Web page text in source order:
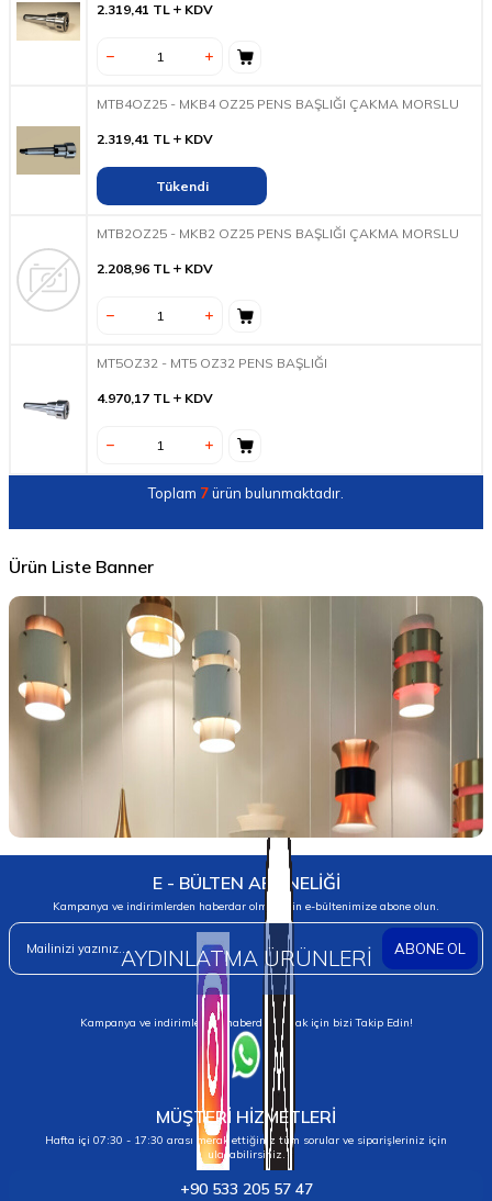
2.319,41 TL KDV
MTB4OZ25 - MKB4 OZ25 PENS BAŞLIĞI ÇAKMA MORSLU
2.319,41 TL KDV
Tükendi
MTB2OZ25 - MKB2 OZ25 PENS BAŞLIĞI ÇAKMA MORSLU
2.208,96 TL KDV
MT5OZ32 - MT5 OZ32 PENS BAŞLIĞI
4.970,17 TL KDV
Toplam 7ürün bulunmaktadır.
Ürün Liste Banner
AYDINLATMA ÜRÜNLERİ
E - BÜLTEN ABONELİĞİ
Kampanya ve indirimlerden haberdar olmak için e-bültenimize abone olun.
ABONE OL
Kampanya ve indirimlerden haberdar olmak için bizi Takip Edin!
MÜŞTERİ HİZMETLERİ
Hafta içi 07:30 - 17:30 arası merak ettiğiniz tüm sorular ve siparişleriniz için
ulaşabilirsiniz.
+90 533 205 57 47